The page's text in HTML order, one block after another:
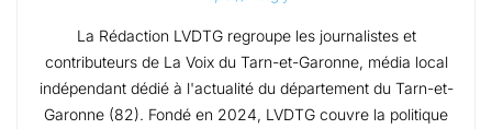
La Rédaction LVDTG regroupe les journalistes et
contributeurs de La Voix du Tarn-et-Garonne, média local
indépendant dédié à l'actualité du département du Tarn-et-
Garonne (82). Fondé en 2024, LVDTG couvre la politique